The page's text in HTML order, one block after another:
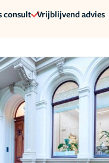
consult Vrijblijvend advies